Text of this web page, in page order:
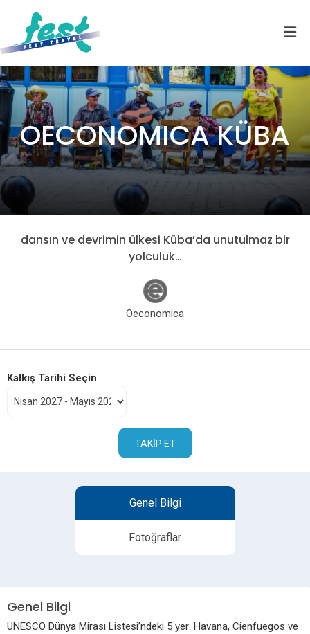
OECONOMICA KÜBA
dansın ve devrimin ülkesi Küba’da unutulmaz bir
yolculuk…
Oeconomica
Kalkış Tarihi Seçin
TAKIP ET
Genel Bilgi
Fotoğraflar
Genel Bilgi
UNESCO Dünya Mirası Listesi’ndeki 5 yer: Havana, Cienfuegos ve